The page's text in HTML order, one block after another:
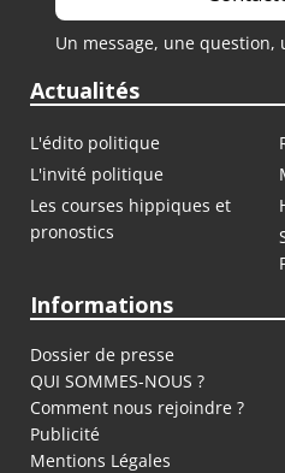
Un message, une question,
Actualités
L'édito politique
L'invité politique
Les courses hippiques et
pronostics
Informations
Dossier de presse
QUI SOMMES-NOUS ?
Comment nous rejoindre ?
Publicité
Mentions Légales